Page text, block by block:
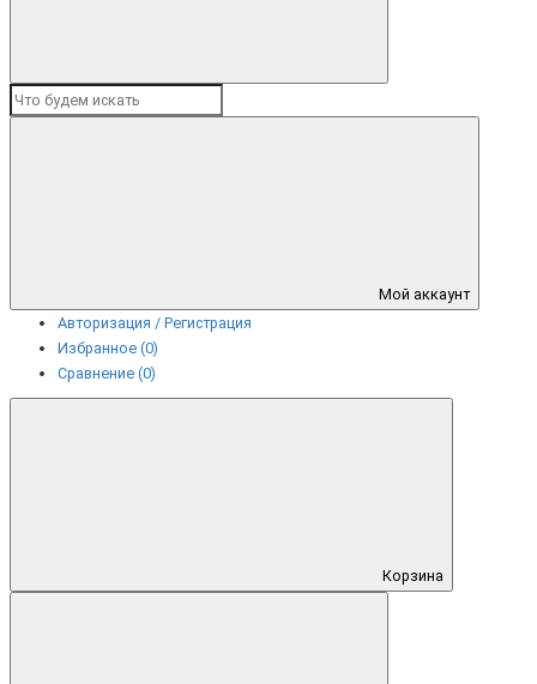
Мой аккаунт
Авторизация / Регистрация
Избранное (0)
Сравнение (0)
Корзина